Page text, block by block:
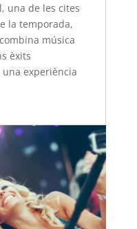
una de les cites
la temporada,
música
èxits
experiència